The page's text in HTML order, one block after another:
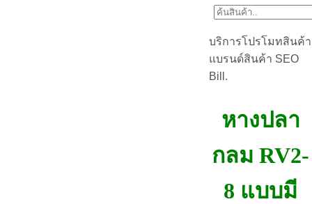
บริการโปรโมทสินค้า
แบรนด์สินค้า SEO
Bill.
หางปลา
กลม RV2-
8 แบบมี